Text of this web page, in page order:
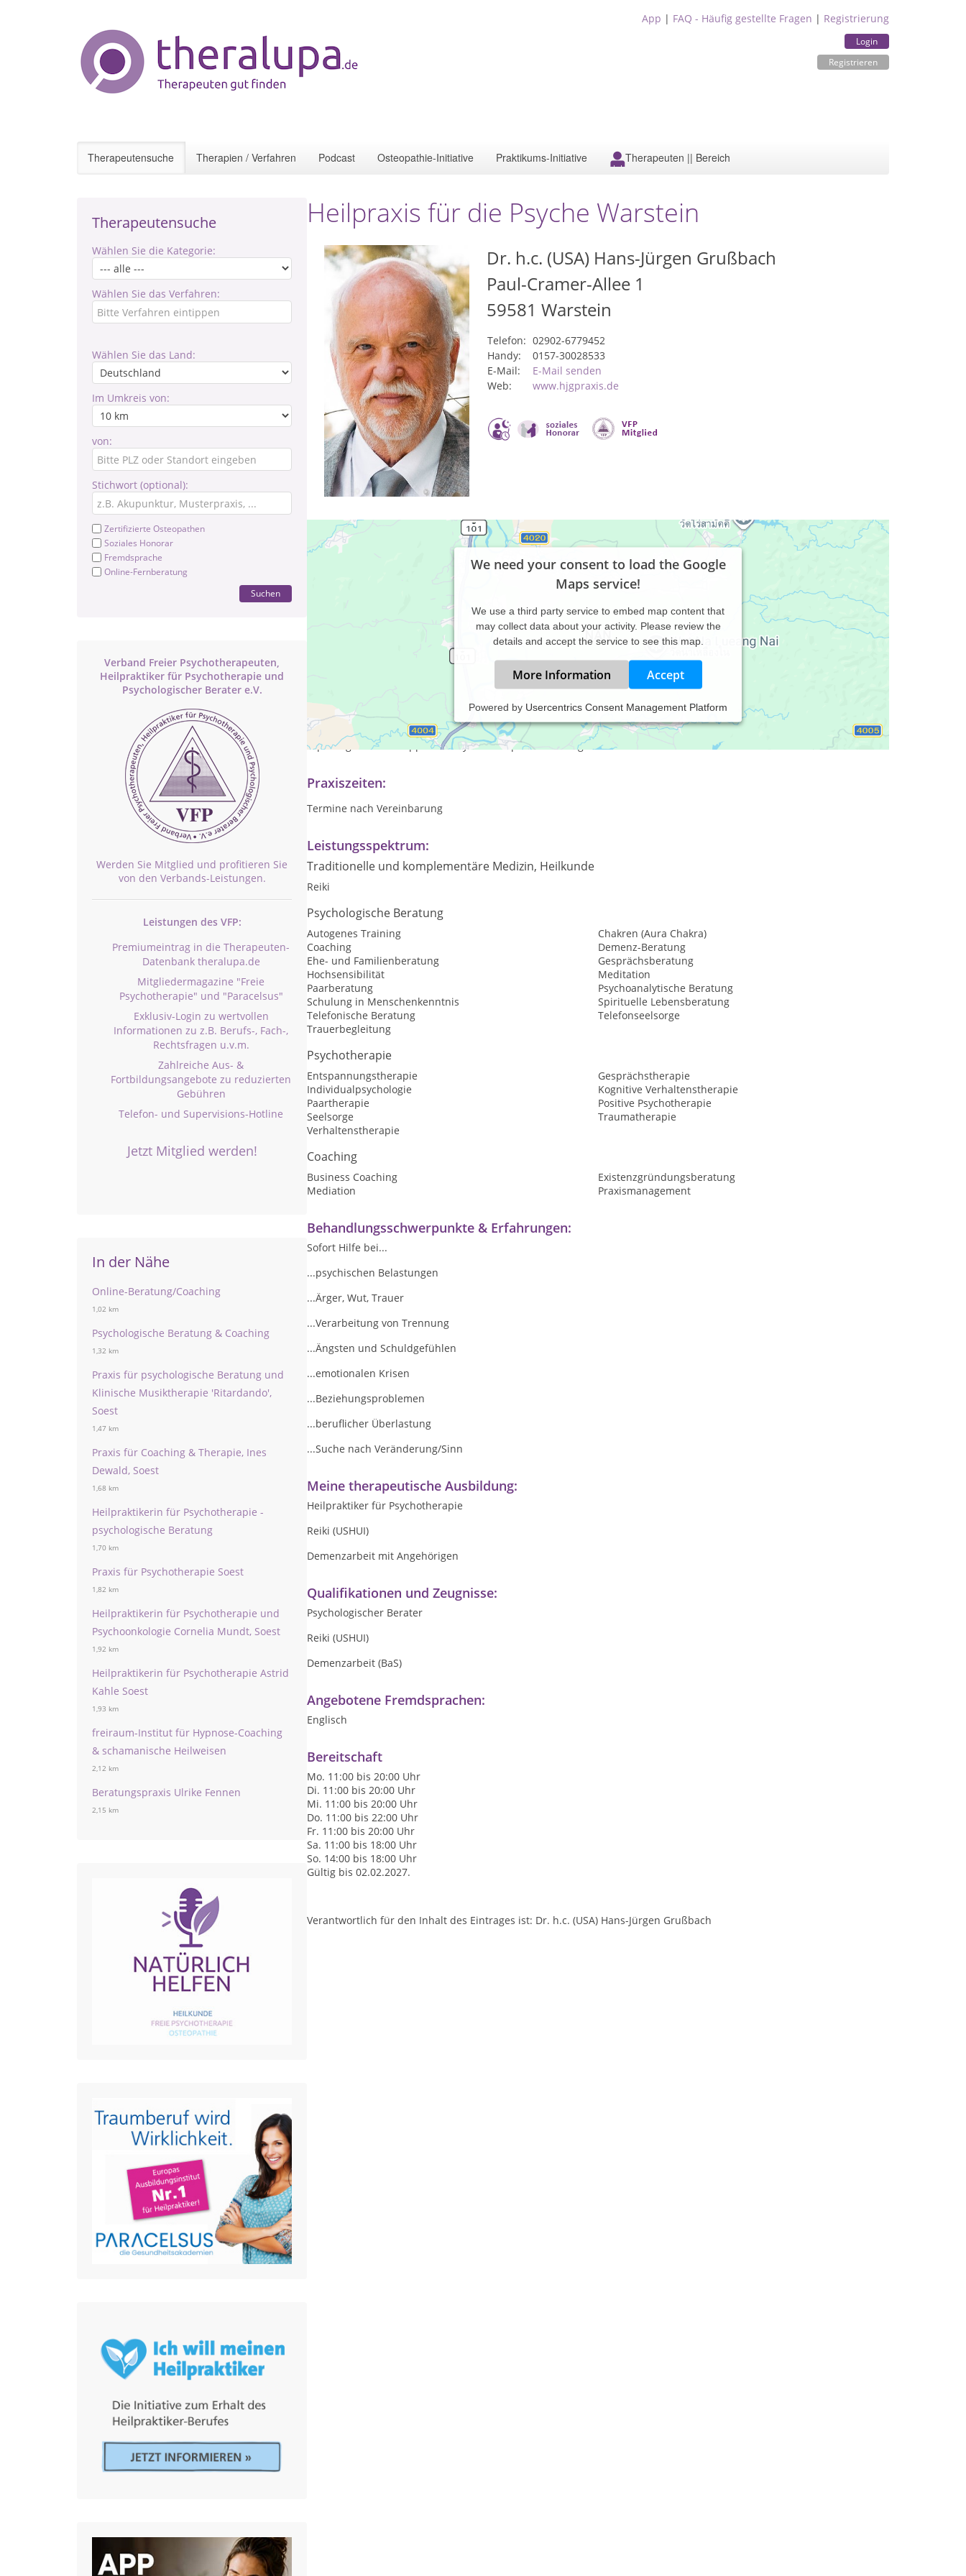
App | FAQ - Häufig gestellte Fragen | Registrierung
Login
Registrieren
Therapeutensuche Therapien / Verfahren Podcast Osteopathie-Initiative Praktikums-Initiative Therapeuten || Bereich
Therapeutensuche
Wählen Sie die Kategorie:
Wählen Sie das Verfahren:
Wählen Sie das Land:
Im Umkreis von:
von:
Stichwort (optional):
Zertifizierte Osteopathen
Soziales Honorar
Fremdsprache
Online-Fernberatung
Suchen
Verband Freier Psychotherapeuten,
Heilpraktiker für Psychotherapie und
Psychologischer Berater e.V.
Werden Sie Mitglied und profitieren Sie
von den Verbands-Leistungen.
Leistungen des VFP:
Premiumeintrag in die Therapeuten-
Datenbank theralupa.de
Mitgliedermagazine "Freie
Psychotherapie" und "Paracelsus"
Exklusiv-Login zu wertvollen
Informationen zu z.B. Berufs-, Fach-,
Rechtsfragen u.v.m.
Zahlreiche Aus- &
Fortbildungsangebote zu reduzierten
Gebühren
Telefon- und Supervisions-Hotline
Jetzt Mitglied werden!
In der Nähe
Online-Beratung/Coaching
1,02 km
Psychologische Beratung & Coaching
1,32 km
Praxis für psychologische Beratung und
Klinische Musiktherapie 'Ritardando',
Soest
1,47 km
Praxis für Coaching & Therapie, Ines
Dewald, Soest
1,68 km
Heilpraktikerin für Psychotherapie -
psychologische Beratung
1,70 km
Praxis für Psychotherapie Soest
1,82 km
Heilpraktikerin für Psychotherapie und
Psychoonkologie Cornelia Mundt, Soest
1,92 km
Heilpraktikerin für Psychotherapie Astrid
Kahle Soest
1,93 km
freiraum-Institut für Hypnose-Coaching
& schamanische Heilweisen
2,12 km
Beratungspraxis Ulrike Fennen
2,15 km
Heilpraxis für die Psyche Warstein
Dr. h.c. (USA) Hans-Jürgen Grußbach
Paul-Cramer-Allee 1
59581 Warstein
Telefon: 02902-6779452
Handy:
0157-30028533
E-Mail:
E-Mail senden
Web:
www.hjgpraxis.de
We need your consent to load the Google
Maps service!
We use a third party service to embed map content that
may collect data about your activity. Please review the
details and accept the service to see this map.
More Information Accept
Powered by Usercentrics Consent Management Platform
Es geht in der Krisensituation immer um eine möglichst schnelle und wirksame Stützung und Hilfe, nicht um
Ursachenforschung. In der akuten Krise ist daher das gesamte Repertoire des
"Spezialgebietes" -supportive Psychotherapie- notwendig.
Praxiszeiten:
Termine nach Vereinbarung
Leistungsspektrum:
Traditionelle und komplementäre Medizin, Heilkunde
Reiki
Psychologische Beratung
Autogenes Training
Chakren (Aura Chakra)
Coaching
Demenz-Beratung
Ehe- und Familienberatung
Gesprächsberatung
Hochsensibilität
Meditation
Paarberatung
Psychoanalytische Beratung
Schulung in Menschenkenntnis
Spirituelle Lebensberatung
Telefonische Beratung
Telefonseelsorge
Trauerbegleitung
Psychotherapie
Entspannungstherapie
Gesprächstherapie
Individualpsychologie
Kognitive Verhaltenstherapie
Paartherapie
Positive Psychotherapie
Seelsorge
Traumatherapie
Verhaltenstherapie
Coaching
Business Coaching
Existenzgründungsberatung
Mediation
Praxismanagement
Behandlungsschwerpunkte & Erfahrungen:
Sofort Hilfe bei...
...psychischen Belastungen
...Ärger, Wut, Trauer
...Verarbeitung von Trennung
...Ängsten und Schuldgefühlen
...emotionalen Krisen
...Beziehungsproblemen
...beruflicher Überlastung
...Suche nach Veränderung/Sinn
Meine therapeutische Ausbildung:
Heilpraktiker für Psychotherapie
Reiki (USHUI)
Demenzarbeit mit Angehörigen
Qualifikationen und Zeugnisse:
Psychologischer Berater
Reiki (USHUI)
Demenzarbeit (BaS)
Angebotene Fremdsprachen:
Englisch
Bereitschaft
Mo. 11:00 bis 20:00 Uhr
Di. 11:00 bis 20:00 Uhr
Mi. 11:00 bis 20:00 Uhr
Do. 11:00 bis 22:00 Uhr
Fr. 11:00 bis 20:00 Uhr
Sa. 11:00 bis 18:00 Uhr
So. 14:00 bis 18:00 Uhr
Gültig bis 02.02.2027.
Verantwortlich für den Inhalt des Eintrages ist: Dr. h.c. (USA) Hans-Jürgen Grußbach